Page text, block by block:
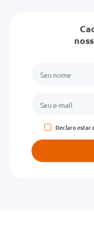
Declaro estar